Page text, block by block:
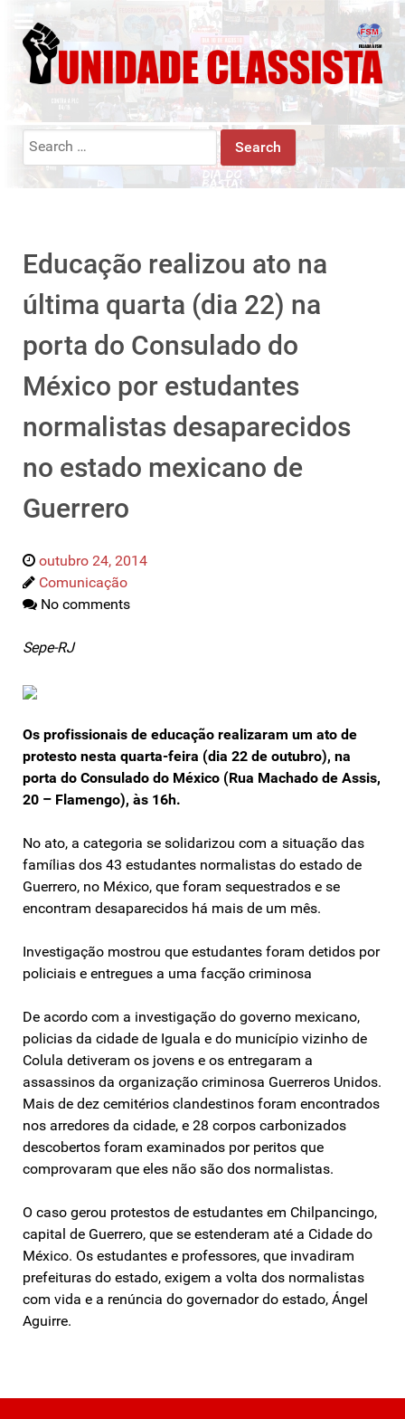
Search
Educação realizou ato na
última quarta (dia 22) na
porta do Consulado do
México por estudantes
normalistas desaparecidos
no estado mexicano de
Guerrero
outubro 24, 2014
Comunicação
No comments
Sepe-RJ
Os profissionais de educação realizaram um ato de
protesto nesta quarta-feira (dia 22 de outubro), na
porta do Consulado do México (Rua Machado de Assis,
20 – Flamengo), às 16h.
No ato, a categoria se solidarizou com a situação das
famílias dos 43 estudantes normalistas do estado de
Guerrero, no México, que foram sequestrados e se
encontram desaparecidos há mais de um mês.
Investigação mostrou que estudantes foram detidos por
policiais e entregues a uma facção criminosa
De acordo com a investigação do governo mexicano,
policias da cidade de Iguala e do município vizinho de
Colula detiveram os jovens e os entregaram a
assassinos da organização criminosa Guerreros Unidos.
Mais de dez cemitérios clandestinos foram encontrados
nos arredores da cidade, e 28 corpos carbonizados
descobertos foram examinados por peritos que
comprovaram que eles não são dos normalistas.
O caso gerou protestos de estudantes em Chilpancingo,
capital de Guerrero, que se estenderam até a Cidade do
México. Os estudantes e professores, que invadiram
prefeituras do estado, exigem a volta dos normalistas
com vida e a renúncia do governador do estado, Ángel
Aguirre.